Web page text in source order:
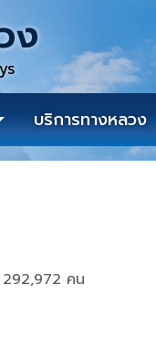
ง
บริการทางหลวง
292,972 คน